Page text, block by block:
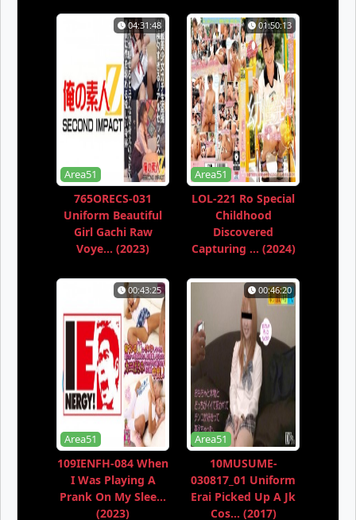
04:31:48
Area51
765ORECS-031
Uniform Beautiful
Girl Gachi Raw
Voye... (2023)
01:50:13
Area51
LOL-221 Ro Special
Childhood
Discovered
Capturing ... (2024)
00:43:25
Area51
109IENFH-084 When
I Was Playing A
Prank On My Slee...
(2023)
00:46:20
Area51
10MUSUME-
030817_01 Uniform
Erai Picked Up A Jk
Cos... (2017)